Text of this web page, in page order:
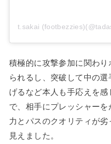
積極的に攻撃参加に関わ
られるし、突破して中の
げるなど本人も手応えを
で、相手にプレッシャー
力とパスのクオリティが
見えました。